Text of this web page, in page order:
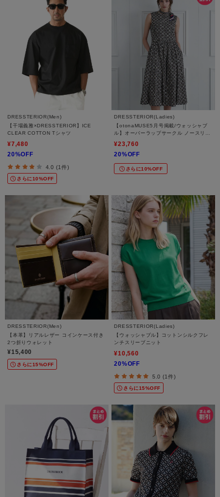
DRESSTERIOR(Men)
【干場義雅×DRESSTERIOR】ICE
CLEAR COTTON Tシャツ
¥7,480
20%OFF
4.0 (1件)
さらに10%OFF
DRESSTERIOR(Ladies)
【otonaMUSE5月号掲載/ウォッシャブ
ル】オーバーラップサークル ノースリー
ブドレス
¥23,760
20%OFF
さらに10%OFF
DRESSTERIOR(Men)
【本革】リアルレザー コインケース付き
2つ折りウォレット
¥15,400
さらに15%OFF
DRESSTERIOR(Ladies)
【ウォッシャブル】コットンシルクフレ
ンチスリーブニット
¥10,560
20%OFF
5.0 (1件)
さらに15%OFF